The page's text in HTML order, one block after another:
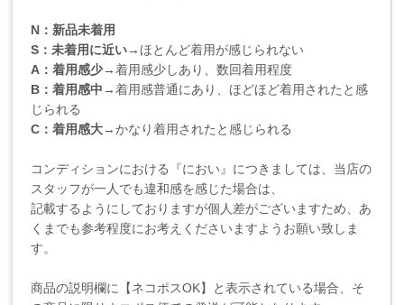
N：新品未着用
S：未着用に近い→ほとんど着用が感じられない
A：着用感少→着用感少しあり、数回着用程度
B：着用感中→着用感普通にあり、ほどほど着用されたと感
じられる
C：着用感大→かなり着用されたと感じられる
コンディションにおける『におい』につきましては、当店の
スタッフが一人でも違和感を感じた場合は、
記載するようにしておりますが個人差がございますため、あ
くまでも参考程度にお考えくださいますようお願い致しま
す。
商品の説明欄に【ネコポスOK】と表示されている場合、そ